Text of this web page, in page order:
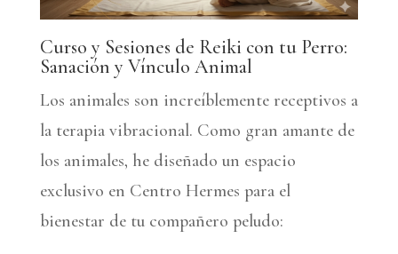
Curso y Sesiones de Reiki con tu Perro:
Sanación y Vínculo Animal
Los animales son increíblemente receptivos a
la terapia vibracional. Como gran amante de
los animales, he diseñado un espacio
exclusivo en Centro Hermes para el
bienestar de tu compañero peludo: